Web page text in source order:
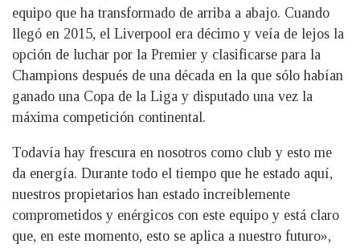
equipo que ha transformado de arriba a abajo. Cuando
llegó en 2015, el Liverpool era décimo y veía de lejos la
opción de luchar por la Premier y clasificarse para la
Champions después de una década en la que sólo habían
ganado una Copa de la Liga y disputado una vez la
máxima competición continental.
Todavía hay frescura en nosotros como club y esto me
da energía. Durante todo el tiempo que he estado aquí,
nuestros propietarios han estado increíblemente
comprometidos y enérgicos con este equipo y está claro
que, en este momento, esto se aplica a nuestro futuro»,